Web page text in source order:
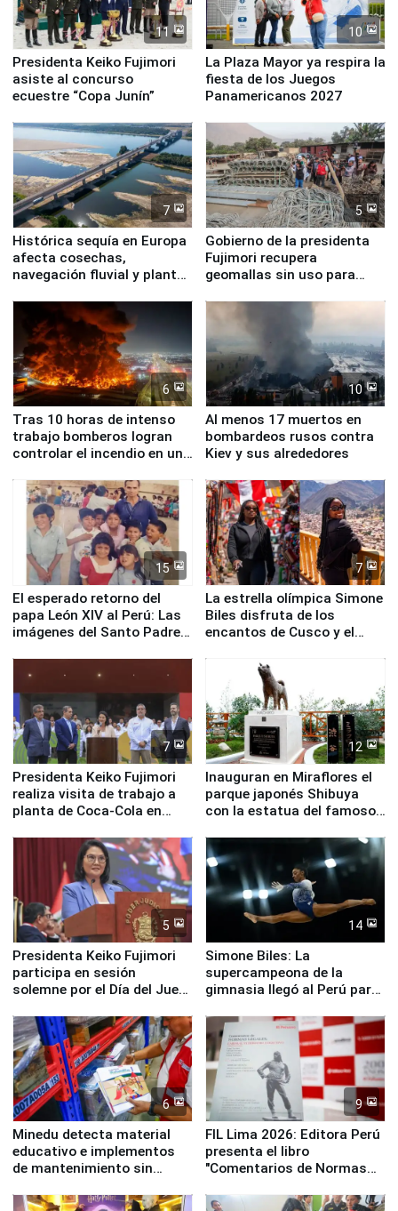
11
Presidenta Keiko Fujimori
asiste al concurso
ecuestre “Copa Junín”
10
La Plaza Mayor ya respira la
fiesta de los Juegos
Panamericanos 2027
7
Histórica sequía en Europa
afecta cosechas,
navegación fluvial y plantas
5
Gobierno de la presidenta
Fujimori recupera
geomallas sin uso para
Fenómeno El Niño
6
Tras 10 horas de intenso
trabajo bomberos logran
controlar el incendio en una
de Chile
10
Al menos 17 muertos en
bombardeos rusos contra
Kiev y sus alrededores
15
El esperado retorno del
papa León XIV al Perú: Las
imágenes del Santo Padre
7
La estrella olímpica Simone
Biles disfruta de los
encantos de Cusco y el
7
Presidenta Keiko Fujimori
realiza visita de trabajo a
planta de Coca-Cola en
12
Inauguran en Miraflores el
parque japonés Shibuya
con la estatua del famoso
5
Presidenta Keiko Fujimori
participa en sesión
solemne por el Día del Juez
14
Simone Biles: La
supercampeona de la
gimnasia llegó al Perú para
Panamericanos Lima 2027
6
Minedu detecta material
educativo e implementos
de mantenimiento sin
la UGEL 2
9
FIL Lima 2026: Editora Perú
presenta el libro
"Comentarios de Normas
Derecho Colectivo"